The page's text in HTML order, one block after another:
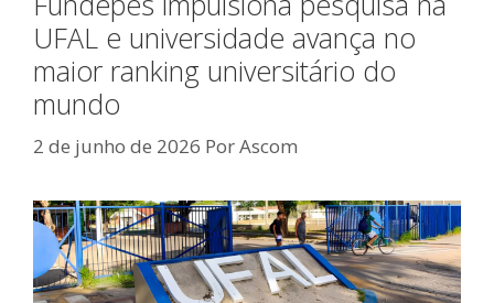
UFAL e universidade avança no
maior ranking universitário do
mundo
2 de junho de 2026 PorAscom